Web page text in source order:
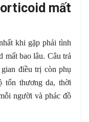
mất
khi gặp phải tình
mất bao lâu. Câu trả
điều trị còn phụ
tổn thương da, thời
người và phác đồ